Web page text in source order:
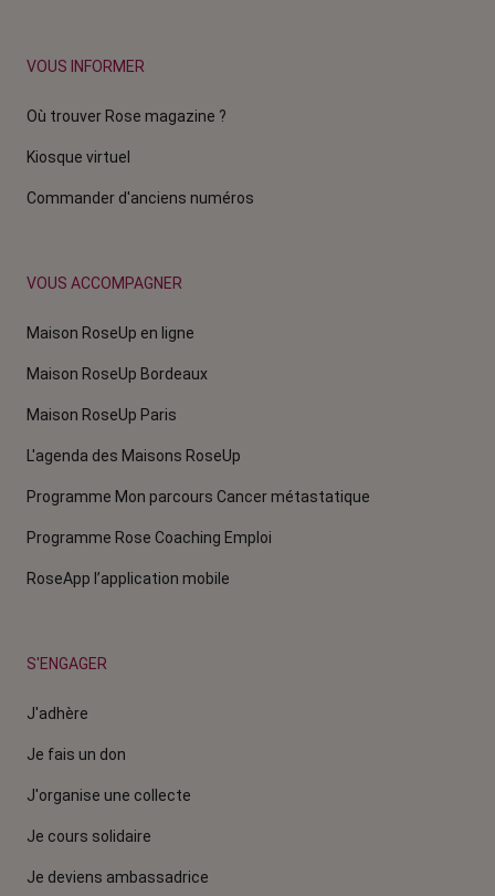
VOUS INFORMER
Où trouver Rose magazine ?
Kiosque virtuel
Commander d'anciens numéros
VOUS ACCOMPAGNER
Maison RoseUp en ligne
Maison RoseUp Bordeaux
Maison RoseUp Paris
L'agenda des Maisons RoseUp
Programme Mon parcours Cancer métastatique
Programme Rose Coaching Emploi
RoseApp l’application mobile
S'ENGAGER
J'adhère
Je fais un don
J'organise une collecte
Je cours solidaire
Je deviens ambassadrice